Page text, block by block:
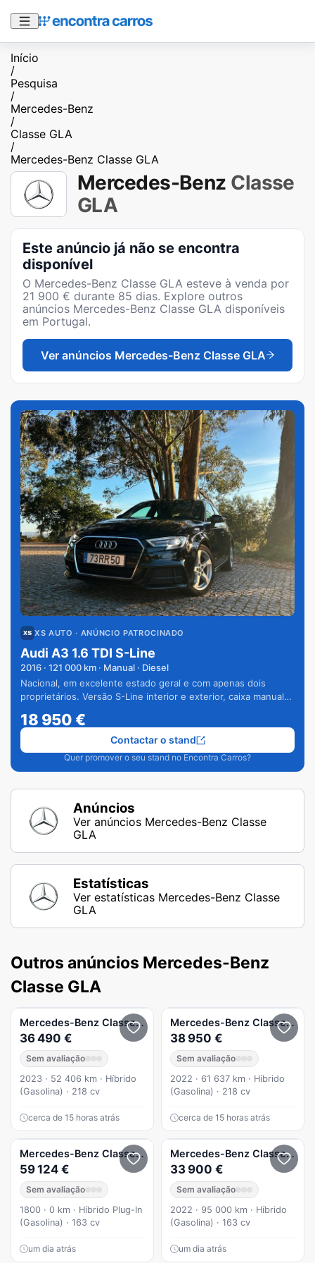
Início
/
Pesquisa
/
Mercedes-Benz
/
Classe GLA
/
Mercedes-Benz Classe GLA
Mercedes-Benz Classe
GLA
Este anúncio já não se encontra
disponível
O Mercedes-Benz Classe GLA esteve à venda por
21 900 € durante 85 dias. Explore outros
anúncios Mercedes-Benz Classe GLA disponíveis
em Portugal.
Ver anúncios Mercedes-Benz Classe GLA
XS AUTO · ANÚNCIO PATROCINADO
Audi A3 1.6 TDI S-Line
2016 · 121 000 km · Manual · Diesel
Nacional, em excelente estado geral e com apenas dois
proprietários. Versão S-Line interior e exterior, caixa manual
18 950€
Quer promover o seu stand no Encontra Carros?
Contactar o stand
Anúncios
Ver anúncios Mercedes-Benz Classe
GLA
Estatísticas
Ver estatísticas Mercedes-Benz Classe
GLA
Outros anúncios Mercedes-Benz
Classe GLA
Mercedes-Benz Classe GLA GLA 250 e AMG Line
36 490 €
Sem avaliação
2023 · 52 406 km · Híbrido
(Gasolina) · 218 cv
cerca de 15 horas atrás
Mercedes-Benz Classe GLA
38 950 €
Sem avaliação
2022 · 61 637 km · Híbrido
(Gasolina) · 218 cv
cerca de 15 horas atrás
Mercedes-Benz Classe GLA GLA 250 e
59 124 €
Sem avaliação
1800 · 0 km · Híbrido Plug-In
(Gasolina) · 163 cv
um dia atrás
Mercedes-Benz Classe GLA
33 900 €
Sem avaliação
2022 · 95 000 km · Híbrido
(Gasolina) · 163 cv
um dia atrás